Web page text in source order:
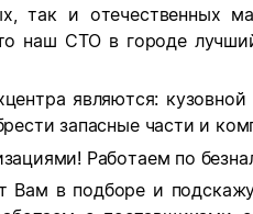
так и отечественных
наш СТО в городе
являются:
запасные части и
Работаем по
Вам в подборе и